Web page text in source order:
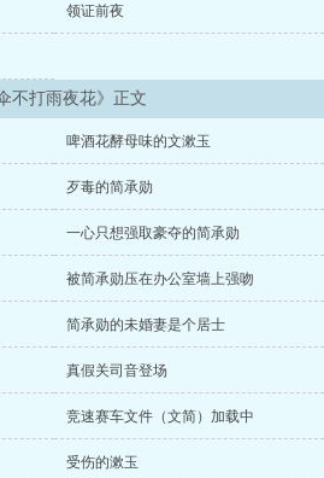
也是她的恨。“简承勋，你算什么破伞？
雨。”尽管如此，她也势必能逃出生天。
自己命运的主人。?反金丝雀文学｜反高
取豪夺，屡夺屡败，最后全靠对手失误
强娶，冷脸做恨情节很多，女主不是小
( ^ ^ )/□例如男主强吻女主后，反手就被
：书名是无意间听到歌后半夜心血来
好万一遇上啥事儿，只能随缘更了。再
女主刚好是sc，但是，就纯属虚构不要
种事了，大家随便看吧，数据不好就算
领证前夜
不打雨夜花》正文
啤酒花酵母味的文漱玉
歹毒的简承勋
一心只想强取豪夺的简承勋
被简承勋压在办公室墙上强吻
简承勋的未婚妻是个居士
真假关司音登场
竞速赛车文件（文简）加载中
受伤的漱玉